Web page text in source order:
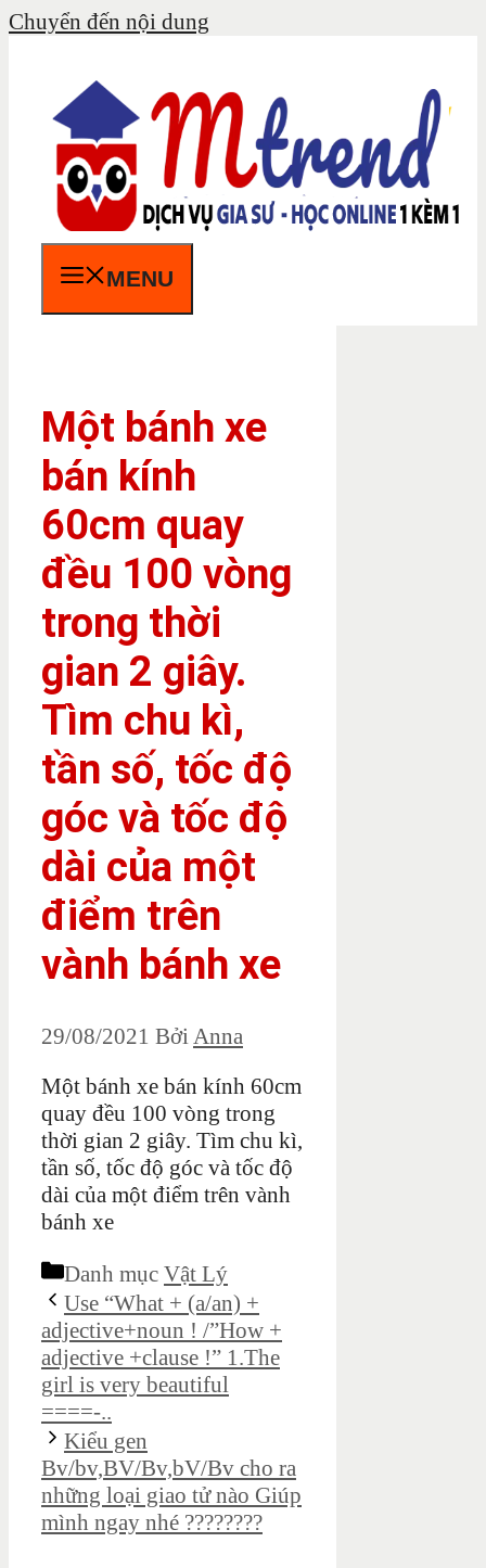
Chuyển đến nội dung
MENU
Một bánh xe
bán kính
60cm quay
đều 100 vòng
trong thời
gian 2 giây.
Tìm chu kì,
tần số, tốc độ
góc và tốc độ
dài của một
điểm trên
vành bánh xe
29/08/2021 BởiAnna
Một bánh xe bán kính 60cm
quay đều 100 vòng trong
thời gian 2 giây. Tìm chu kì,
tần số, tốc độ góc và tốc độ
dài của một điểm trên vành
bánh xe
Danh mục Vật Lý
Use “What + (a/an) +
adjective+noun ! /”How +
adjective +clause !” 1.The
girl is very beautiful
====-..
Kiểu gen
Bv/bv,BV/Bv,bV/Bv cho ra
những loại giao tử nào Giúp
mình ngay nhé ????????